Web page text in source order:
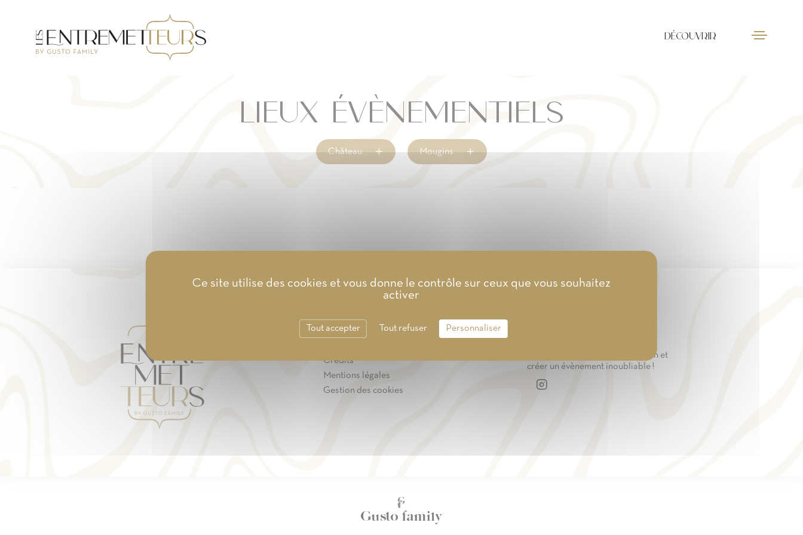
DÉCOUVRIR
LIEUX ÉVÈNEMENTIELS
Château Mougins
INFORMATIONS
Crédits
Mentions légales
Gestion des cookies
sociaux pour trouver l'inspiration et
créer un évènement inoubliable !
Ce site utilise des cookies et vous donne le contrôle sur ceux que vous souhaitez
activer
Tout accepter Tout refuser Personnaliser